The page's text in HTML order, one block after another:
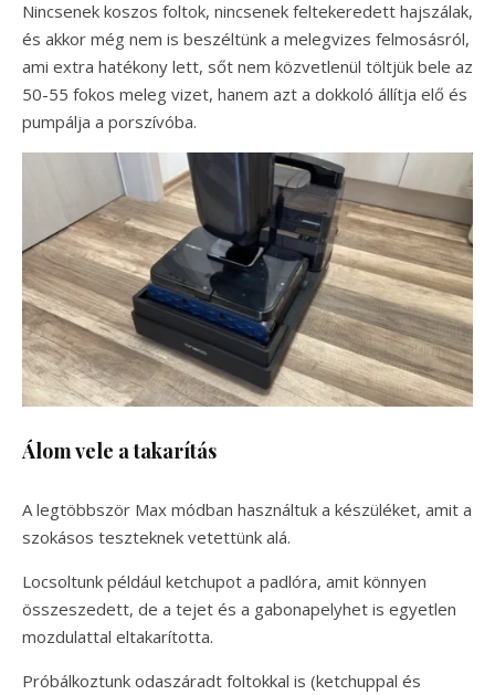
Nincsenek koszos foltok, nincsenek feltekeredett hajszálak,
és akkor még nem is beszéltünk a melegvizes felmosásról,
ami extra hatékony lett, sőt nem közvetlenül töltjük bele az
50-55 fokos meleg vizet, hanem azt a dokkoló állítja elő és
pumpálja a porszívóba.
Álom vele a takarítás
A legtöbbször Max módban használtuk a készüléket, amit a
szokásos teszteknek vetettünk alá.
Locsoltunk például ketchupot a padlóra, amit könnyen
összeszedett, de a tejet és a gabonapelyhet is egyetlen
mozdulattal eltakarította.
Próbálkoztunk odaszáradt foltokkal is (ketchuppal és